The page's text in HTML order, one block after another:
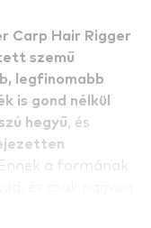
Carp Hair Rigger
szemű
legfinomabb
is gond nélkül
hegyű, és
Ennek a formának